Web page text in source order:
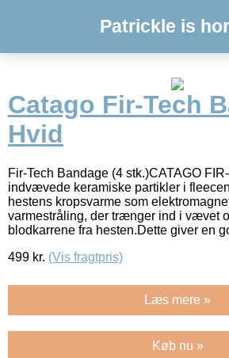
Patrickle is
Catago Fir-Tech
Hvid
Fir-Tech Bandage (4 stk.)CATAGO
indvævede keramiske partikler i
hestens kropsvarme som
varmestråling, der trænger ind i vævet
blodkarrene fra hesten.Dette giver en
499 kr. (Vis fragtpris)
Læs mere »
Køb nu »